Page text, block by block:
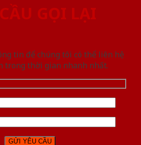
GỌI LẠI
tin để chúng tôi có thể liên hệ
trong thời gian nhanh nhất.